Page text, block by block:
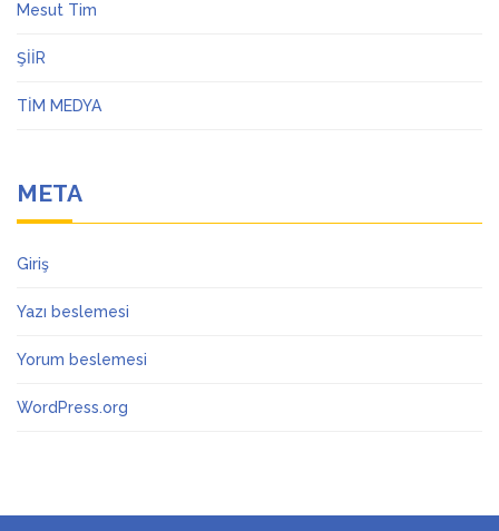
Mesut Tim
ŞİİR
TİM MEDYA
META
Giriş
Yazı beslemesi
Yorum beslemesi
WordPress.org